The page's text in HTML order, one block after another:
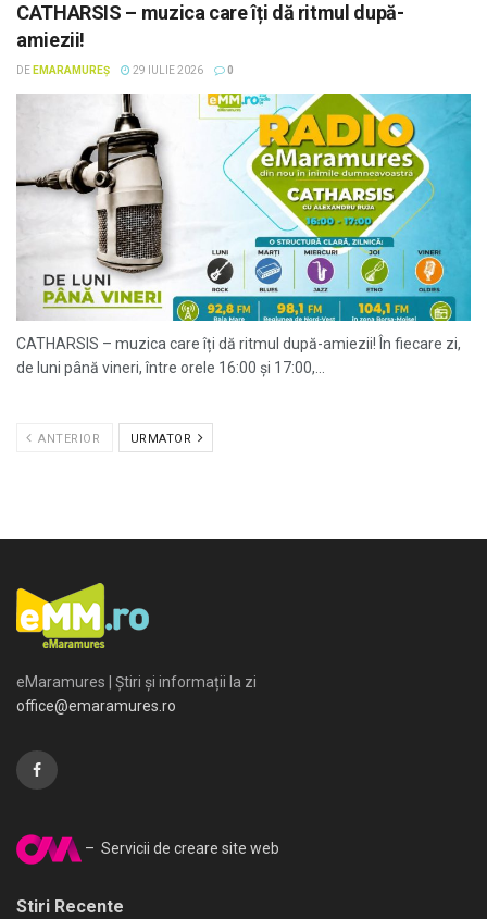
CATHARSIS – muzica care îți dă ritmul după-
amiezii!
DE EMARAMUREȘ 29 IULIE 2026 0
CATHARSIS – muzica care îți dă ritmul după-amiezii! În fiecare zi,
de luni până vineri, între orele 16:00 și 17:00,...
ANTERIOR URMATOR
eMaramures | Știri și informații la zi
office@emaramures.ro
– Servicii de creare site web
Stiri Recente